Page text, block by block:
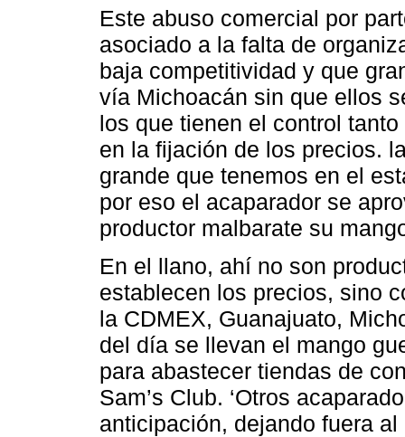
Este abuso comercial por
asociado a la falta de
baja competitividad y que
vía Michoacán sin que ellos
los que tienen el control
en la fijación de los precios.
grande que tenemos en el
por eso el acaparador se
productor malbarate su
En el llano, ahí no son
establecen los precios, sino
la CDMEX, Guanajuato,
del día se llevan el mango
para abastecer tiendas de
Sam’s Club. ‘Otros
anticipación, dejando fuera al